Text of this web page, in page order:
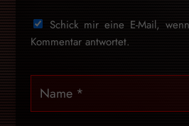
Schick mir eine E-Mail,
Kommentar antwortet.